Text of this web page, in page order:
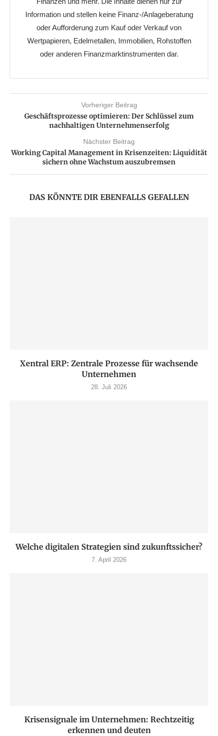
Information und stellen keine Finanz-/Anlageberatung
oder Aufforderung zum Kauf oder Verkauf von
Wertpapieren, Edelmetallen, Immobilien, Rohstoffen
oder anderen Finanzmarktinstrumenten dar.
Vorheriger Beitrag
Geschäftsprozesse optimieren: Der Schlüssel zum
nachhaltigen Unternehmenserfolg
Nächster Beitrag
Working Capital Management in Krisenzeiten: Liquidität
sichern ohne Wachstum auszubremsen
DAS KÖNNTE DIR EBENFALLS GEFALLEN
Xentral ERP: Zentrale Prozesse für wachsende
Unternehmen
28. Juli 2026
Welche digitalen Strategien sind zukunftssicher?
7. April 2026
Krisensignale im Unternehmen: Rechtzeitig
erkennen und deuten